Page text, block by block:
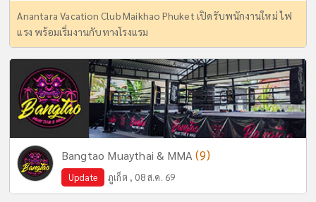
Anantara Vacation Club Maikhao Phuket เปิดรับพนักงานใหม่ ไฟ
แรง พร้อมเริ่มงานกับทางโรงแรม
Bangtao Muaythai & MMA(9)
Update ภูเก็ต , 08 ส.ค. 69